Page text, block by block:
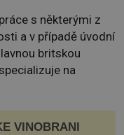
s některými z
a v případě úvodní
britskou
na
VINOBRANÍ